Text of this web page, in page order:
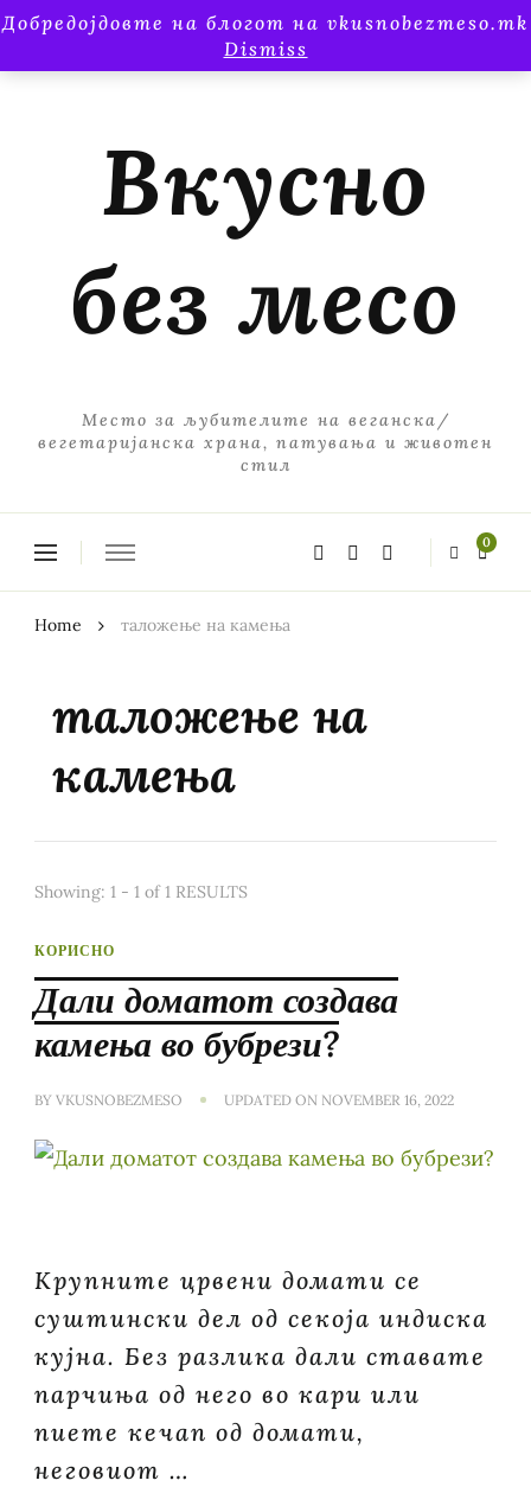
Добредојдовте на блогот на vkusnobezmeso.mk
Dismiss
Вкусно
без месо
Место за љубителите на веганска/
вегетаријанска храна, патувања и животен
стил
0
Home таложење на камења
таложење на
камења
Showing: 1 - 1 of 1 RESULTS
КОРИСНО
Дали доматот создава
камења во бубрези?
BY VKUSNOBEZMESO UPDATED ON NOVEMBER 16, 2022
Крупните црвени домати се
суштински дел од секоја индиска
кујна. Без разлика дали ставате
парчиња од него во кари или
пиете кечап од домати,
неговиот …